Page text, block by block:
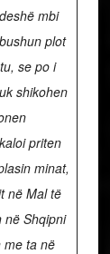
mbi
plot
se po i
shikohen
priten
minat,
në Mal të
në Shqipni
me ta në